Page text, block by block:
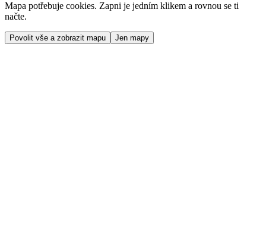
Mapa potřebuje cookies. Zapni je jedním klikem a rovnou se ti
načte.
Povolit vše a zobrazit mapu Jen mapy